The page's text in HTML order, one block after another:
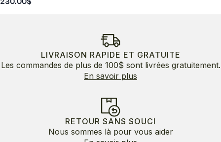
LIVRAISON RAPIDE ET GRATUITE
Les commandes de plus de 100$ sont livrées gratuitement.
En savoir plus
RETOUR SANS SOUCI
Nous sommes là pour vous aider